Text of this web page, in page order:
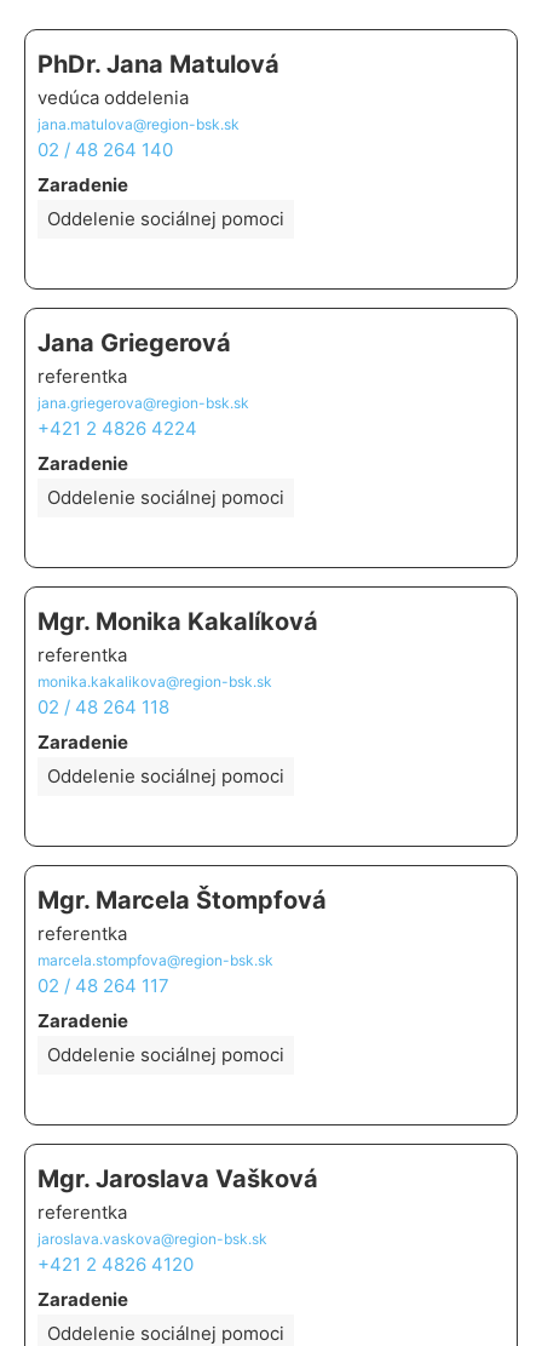
PhDr. Jana Matulová
vedúca oddelenia
jana.matulova@region-bsk.sk
02 / 48 264 140
Zaradenie
Oddelenie sociálnej pomoci
Jana Griegerová
referentka
jana.griegerova@region-bsk.sk
+421 2 4826 4224
Zaradenie
Oddelenie sociálnej pomoci
Mgr. Monika Kakalíková
referentka
monika.kakalikova@region-bsk.sk
02 / 48 264 118
Zaradenie
Oddelenie sociálnej pomoci
Mgr. Marcela Štompfová
referentka
marcela.stompfova@region-bsk.sk
02 / 48 264 117
Zaradenie
Oddelenie sociálnej pomoci
Mgr. Jaroslava Vašková
referentka
jaroslava.vaskova@region-bsk.sk
+421 2 4826 4120
Zaradenie
Oddelenie sociálnej pomoci